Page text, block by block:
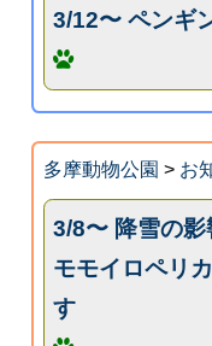
3/12〜 ペンギ
多摩動物公園 > お
3/8〜 降雪の影
モモイロペリ
す